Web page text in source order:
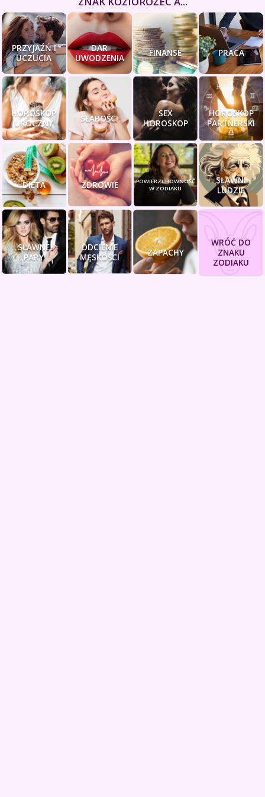
PRZYJAŹŃ I
UCZUCIA
DAR
UWODZENIA
FINANSE PRACA
HOROSKOP
UROCZNY
SŁABOŚCI
SEX
HOROSKOP
HOROSKOP
PARTNERSKI
DIETA ZDROWIE
POWIERZCHOWNOŚĆ
W ZODIAKU
SŁAWNI
LUDZIE
SŁAWNE
PARY
ODCIENIE
MĘSKOŚCI
ZAPACHY
WRÓĆ DO
ZNAKU
ZODIAKU